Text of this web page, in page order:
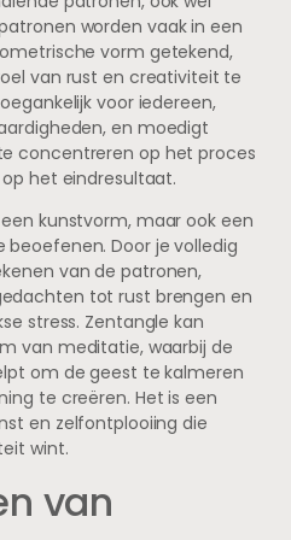
worden vaak in een
vorm getekend,
van rust en creativiteit te
voor iedereen,
en moedigt
concentreren op het proces
het eindresultaat.
kunstvorm, maar ook een
Door je volledig
van de patronen,
tot rust brengen en
stress. Zentangle kan
van meditatie, waarbij de
om de geest te kalmeren
te creëren. Het is een
en zelfontplooiing die
wint.
van